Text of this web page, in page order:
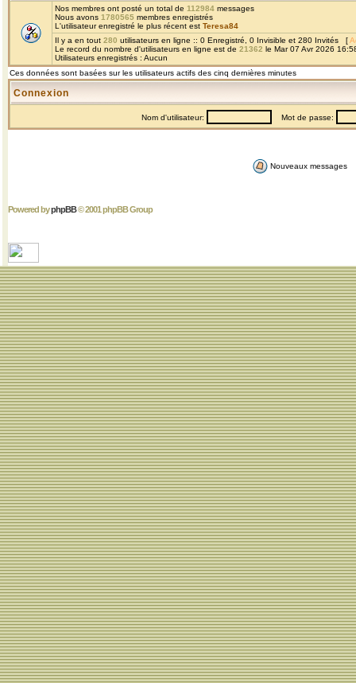
Nos membres ont posté un total de 112984 messages
Nous avons 1780565 membres enregistrés
L'utilisateur enregistré le plus récent est Teresa84
Il y a en tout 280 utilisateurs en ligne :: 0 Enregistré, 0 Invisible et 280 Invités [
Le record du nombre d'utilisateurs en ligne est de 21362 le Mar 07 Avr 2026
Utilisateurs enregistrés : Aucun
Ces données sont basées sur les utilisateurs actifs des cinq dernières minutes
Connexion
Nom d'utilisateur: Mot de passe:
Nouveaux messages
Powered byphpBB© 2001 phpBB Group